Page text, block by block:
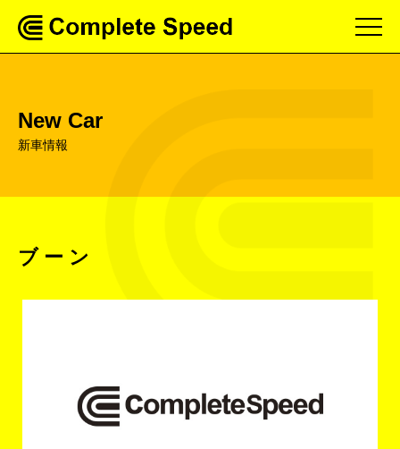
New Car
新車情報
ブーン